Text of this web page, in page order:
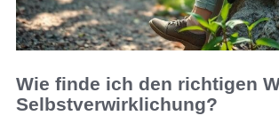
Wie finde ich den richtigen
Selbstverwirklichung?